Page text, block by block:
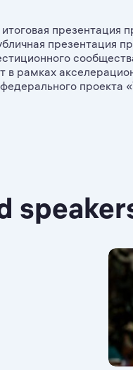
презентация
презентация
в рамках
проекта